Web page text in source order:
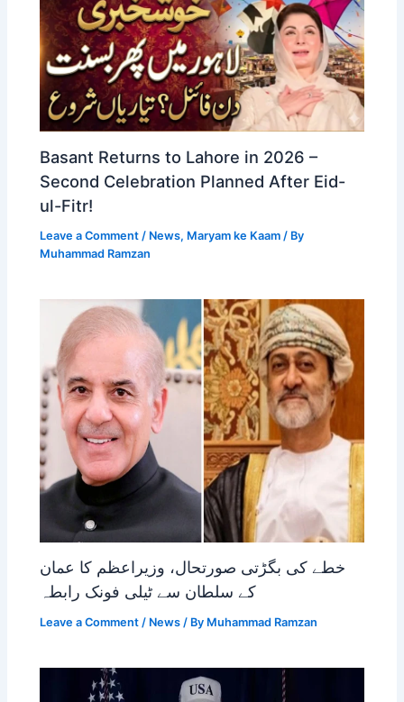
Basant Returns to Lahore in 2026 –
Second Celebration Planned After Eid-
ul-Fitr!
Leave a Comment / News, Maryam ke Kaam / By
Muhammad Ramzan
خطے کی بگڑتی صورتحال، وزیراعظم کا عمان
کے سلطان سے ٹیلی فونک رابطہ
Leave a Comment / News / By Muhammad Ramzan